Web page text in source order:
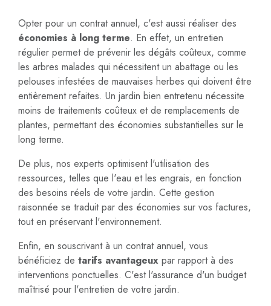
Opter pour un contrat annuel, c'est aussi réaliser des
économies à long terme. En effet, un entretien
régulier permet de prévenir les dégâts coûteux, comme
les arbres malades qui nécessitent un abattage ou les
pelouses infestées de mauvaises herbes qui doivent être
entièrement refaites. Un jardin bien entretenu nécessite
moins de traitements coûteux et de remplacements de
plantes, permettant des économies substantielles sur le
long terme.
De plus, nos experts optimisent l'utilisation des
ressources, telles que l'eau et les engrais, en fonction
des besoins réels de votre jardin. Cette gestion
raisonnée se traduit par des économies sur vos factures,
tout en préservant l'environnement.
Enfin, en souscrivant à un contrat annuel, vous
bénéficiez de tarifs avantageuxpar rapport à des
interventions ponctuelles. C'est l'assurance d'un budget
maîtrisé pour l'entretien de votre jardin.